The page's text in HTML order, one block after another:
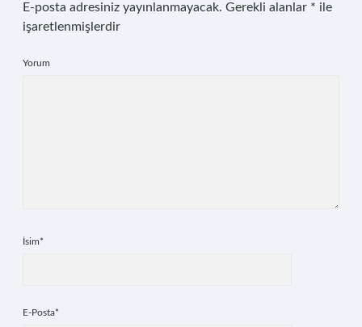
E-posta adresiniz yayınlanmayacak. Gerekli alanlar * ile
işaretlenmişlerdir
Yorum
İsim*
E-Posta*